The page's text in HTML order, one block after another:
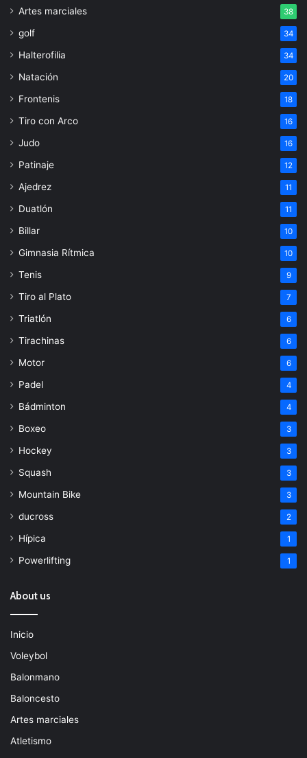
Artes marciales 38
golf 34
Halterofilia 34
Natación 20
Frontenis 18
Tiro con Arco 16
Judo 16
Patinaje 12
Ajedrez 11
Duatlón 11
Billar 10
Gimnasia Rítmica 10
Tenis 9
Tiro al Plato 7
Triatlón 6
Tirachinas 6
Motor 6
Padel 4
Bádminton 4
Boxeo 3
Hockey 3
Squash 3
Mountain Bike 3
ducross 2
Hípica 1
Powerlifting 1
About us
Inicio
Voleybol
Balonmano
Baloncesto
Artes marciales
Atletismo